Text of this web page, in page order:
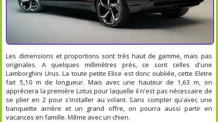
Les dimensions et proportions sont très haut de gamme, mais pas
originales. A quelques millimètres près, ce sont celles d'une
Lamborghini Urus. La toute petite Elise est donc oubliée, cette Eletre
fait 5,10 m de longueur. Mais avec une hauteur de 1,63 m, on
appréciera la première Lotus pour laquelle il n'est pas nécessaire de
se plier en 2 pour s'installer au volant. Sans compter qu'avec une
banquette arrière et un grand offre, on pourra aussi partir en
vacances en famille. Même avec un chien.